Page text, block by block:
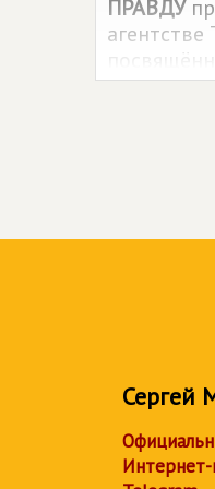
ПРАВДУ
Единого
Сергей